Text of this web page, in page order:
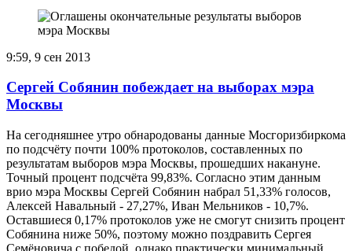
9:59, 9 сен 2013
Сергей Собянин побеждает на выборах мэра
Москвы
На сегодняшнее утро обнародованы данные Мосгоризбиркома
по подсчёту почти 100% протоколов, составленных по
результатам выборов мэра Москвы, прошедших накануне.
Точный процент подсчёта 99,83%. Согласно этим данным
врио мэра Москвы Сергей Собянин набрал 51,33% голосов,
Алексей Навальный - 27,27%, Иван Мельников - 10,7%.
Оставшиеся 0,17% протоколов уже не смогут снизить процент
Собянина ниже 50%, поэтому можно поздравить Сергея
Семёновича с победой, однако практически минимальный